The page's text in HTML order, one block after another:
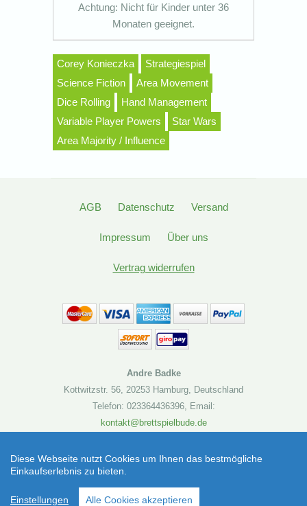
Achtung: Nicht für Kinder unter 36
Monaten geeignet.
Corey Konieczka
Strategiespiel
Science Fiction
Area Movement
Dice Rolling
Hand Management
Variable Player Powers
Star Wars
Area Majority / Influence
AGB Datenschutz Versand
Impressum Über uns
Vertrag widerrufen
Andre Badke
Kottwitzstr. 56 20253 Hamburg Deutschland
Telefon: 023364436396, Email:
kontakt@brettspielbude.de
Brettspielbude.de
Star Wars: Rebellion Fantasy Flight Games
Diese Webseite nutzt Cookies um Ihnen das bestmögliche
Einkaufserlebnis zu bieten.
Einstellungen Alle Cookies akzeptieren
SEHR GUT (4.86 / 5)
aus
Bewertungen bei: shopvote.de ⓘ